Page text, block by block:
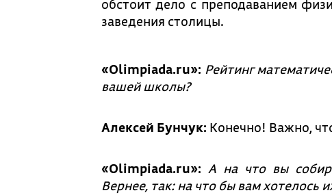
обстоит дело с преподаванием
заведения столицы.
«Olimpiada.ru»: Рейтинг
вашей школы?
Алексей Бунчук: Конечно! Важно,
«Olimpiada.ru»: А на что вы
Вернее, так: на что бы вам хотелось